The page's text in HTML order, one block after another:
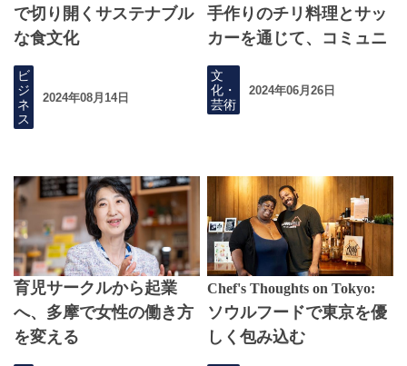
で切り開くサステナブル
な食文化
ビ
ジ
ネ
ス
2024年08月14日
手作りのチリ料理とサッ
カーを通じて、コミュニ
ティを生み出す
文
化・
芸術
2024年06月26日
育児サークルから起業
へ、多摩で女性の働き方
を変える
Chef's Thoughts on Tokyo:
ソウルフードで東京を優
しく包み込む